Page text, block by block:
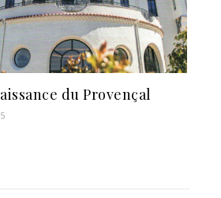
du Provençal